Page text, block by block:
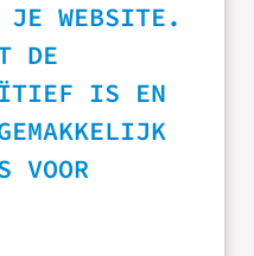
JE WEBSITE.
DE
IS EN
VOOR